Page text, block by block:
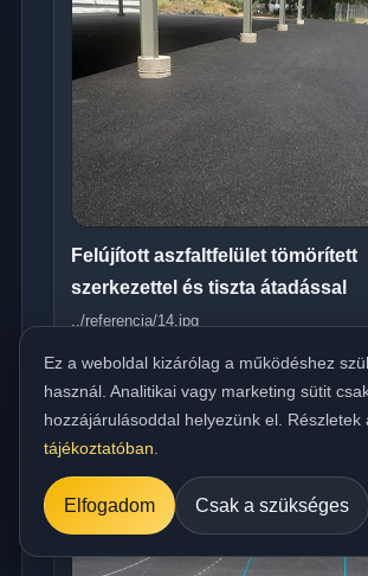
Felújított aszfaltfelület tömörített
szerkezettel és tiszta átadással
../referencia/14.jpg
Ez a weboldal kizárólag a működéshez
használ. Analitikai vagy marketing sütit
hozzájárulásoddal helyezünk el. Részletek
tájékoztatóban
Elfogadom Csak a szükséges